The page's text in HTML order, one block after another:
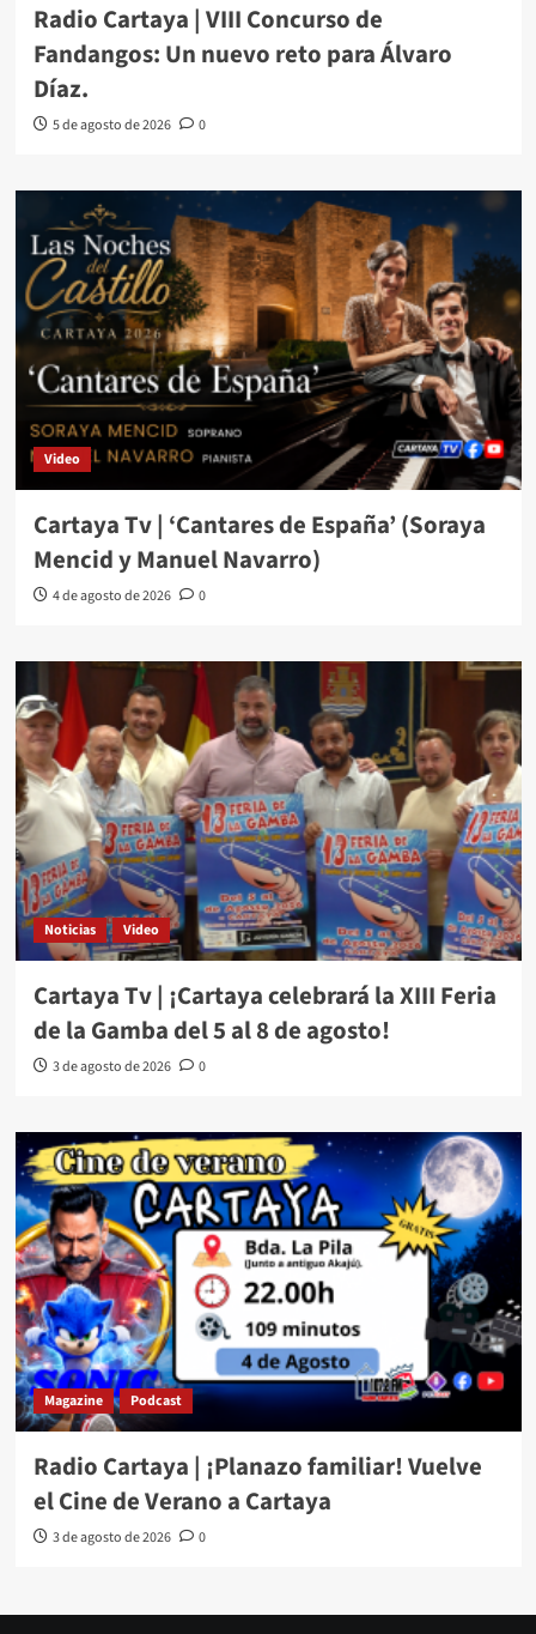
Radio Cartaya | VIII Concurso de
Fandangos: Un nuevo reto para Álvaro
Díaz.
5 de agosto de 2026 0
Video
Cartaya Tv | ‘Cantares de España’ (Soraya
Mencid y Manuel Navarro)
4 de agosto de 2026 0
Noticias Video
Cartaya Tv | ¡Cartaya celebrará la XIII Feria
de la Gamba del 5 al 8 de agosto!
3 de agosto de 2026 0
Magazine Podcast
Radio Cartaya | ¡Planazo familiar! Vuelve
el Cine de Verano a Cartaya
3 de agosto de 2026 0